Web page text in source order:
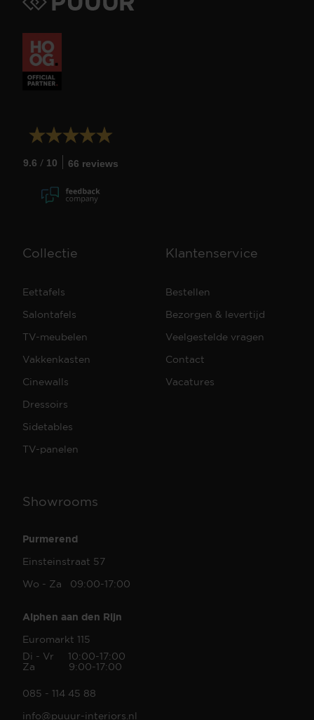
9.6 / 10 66 reviews
Collectie
Eettafels
Salontafels
TV-meubelen
Vakkenkasten
Cinewalls
Dressoirs
Sidetables
TV-panelen
Klantenservice
Bestellen
Bezorgen & levertijd
Veelgestelde vragen
Contact
Vacatures
Showrooms
Purmerend
Einsteinstraat 57
Wo - Za 09:00-17:00
Alphen aan den Rijn
Euromarkt 115
Di - Vr 10:00-17:00
Za 9:00-17:00
085 - 114 45 88
info@puuur-interiors.nl